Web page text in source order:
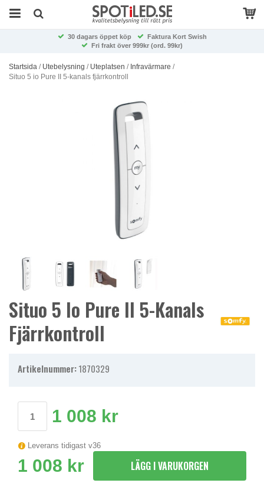
30 dagars öppet köp
Faktura Kort Swish
Fri frakt över 999kr (ord. 99kr)
Startsida / Utebelysning / Uteplatsen / Infravärmare /
Situo 5 io Pure II 5-kanals fjärrkontroll
Situo 5 Io Pure II 5-Kanals
Fjärrkontroll
Artikelnummer:1870329
1 008 kr
Leverans tidigast v36
1 008 kr LÄGG I VARUKORGEN